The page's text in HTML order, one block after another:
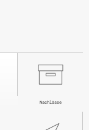
Nachlässe